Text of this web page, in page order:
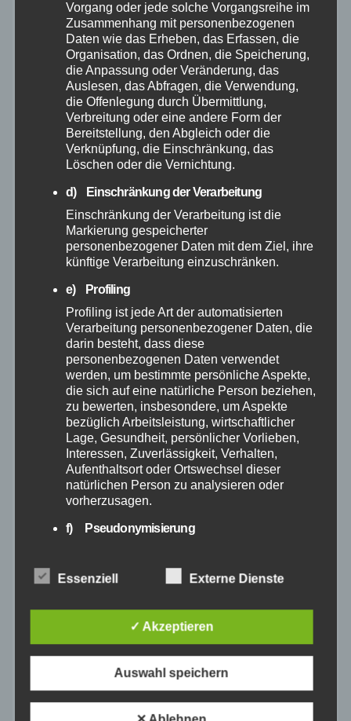
Mai 2026
April 2026
März 2026
Februar 2026
Januar 2026
Dezember 2025
November 2025
Oktober 2025
September 2025
August 2025
Juli 2025
Juni 2025
Mai 2025
Februar 2025
Januar 2025
Vorgang oder jede solche Vorgangsreihe im
Zusammenhang mit personenbezogenen
Daten wie das Erheben, das Erfassen, die
Organisation, das Ordnen, die Speicherung,
die Anpassung oder Veränderung, das
Auslesen, das Abfragen, die Verwendung,
die Offenlegung durch Übermittlung,
Verbreitung oder eine andere Form der
Bereitstellung, den Abgleich oder die
Verknüpfung, die Einschränkung, das
Löschen oder die Vernichtung.
d) Einschränkung der Verarbeitung
Einschränkung der Verarbeitung ist die
Markierung gespeicherter
personenbezogener Daten mit dem Ziel, ihre
künftige Verarbeitung einzuschränken.
e) Profiling
Profiling ist jede Art der automatisierten
Verarbeitung personenbezogener Daten, die
darin besteht, dass diese
personenbezogenen Daten verwendet
werden, um bestimmte persönliche Aspekte,
die sich auf eine natürliche Person beziehen,
zu bewerten, insbesondere, um Aspekte
bezüglich Arbeitsleistung, wirtschaftlicher
Lage, Gesundheit, persönlicher Vorlieben,
Interessen, Zuverlässigkeit, Verhalten,
Aufenthaltsort oder Ortswechsel dieser
natürlichen Person zu analysieren oder
vorherzusagen.
f) Pseudonymisierung
personenbezogener Daten in einer Weise,
auf welche die personenbezogenen Daten
Informationen nicht mehr einer spezifischen
betroffenen Person zugeordnet werden
können, sofern diese zusätzlichen
Informationen gesondert aufbewahrt werden
und technischen und organisatorischen
Maßnahmen unterliegen, die gewährleisten,
Essenziell Externe Dienste
✓ Akzeptieren
Auswahl speichern